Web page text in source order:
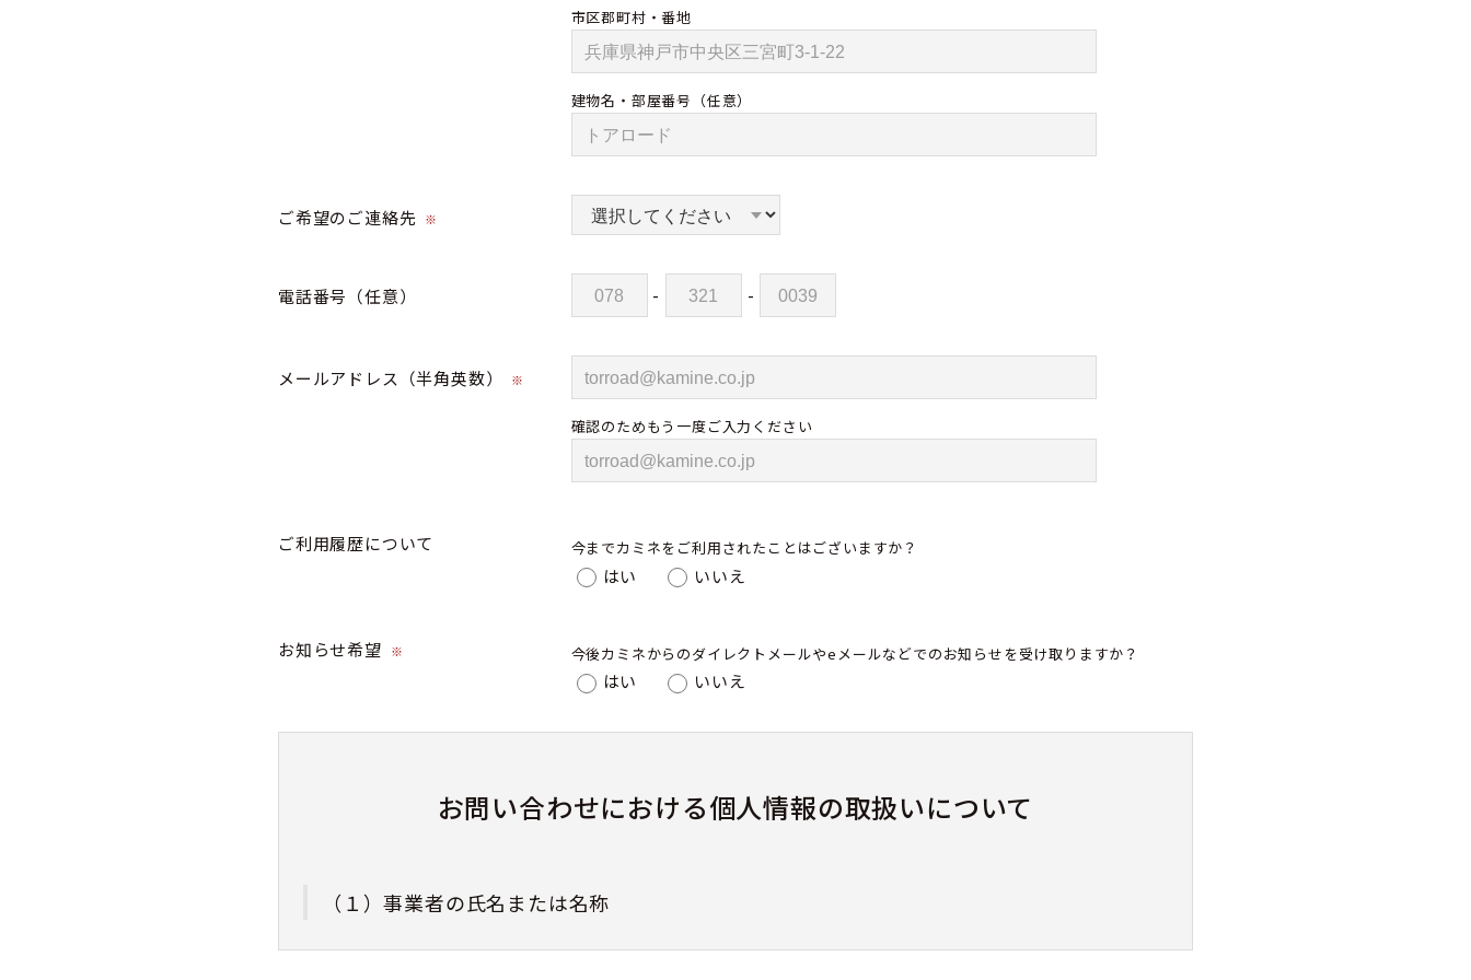
市区郡町村・番地
建物名・部屋番号 （任意）
ご希望のご連絡先 ※
電話番号 （任意） - -
メールアドレス（半角英数） ※
確認のためもう一度ご入力ください
ご利用履歴について 今までカミネをご利用されたことはございますか？
はい いいえ
お知らせ希望 ※ 今後カミネからのダイレクトメールやeメールなどでのお知らせを受け取りますか？
はい いいえ
お問い合わせにおける個人情報の取扱いについて
（１）事業者の氏名または名称